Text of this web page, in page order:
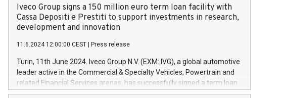
Iveco Group signs a 150 million euro term loan facility with
Cassa Depositi e Prestiti to support investments in research,
development and innovation
11.6.2024 12:00:00 CEST Press release
Turin, 11th June 2024. Iveco Group N.V. (EXM: IVG), a global automotive
leader active in the Commercial & Specialty Vehicles, Powertrain and
related Financial Services arenas, has successfully signed a term loan
facility of 150 million euros with Cassa Depositi e Prestiti (CDP), for the